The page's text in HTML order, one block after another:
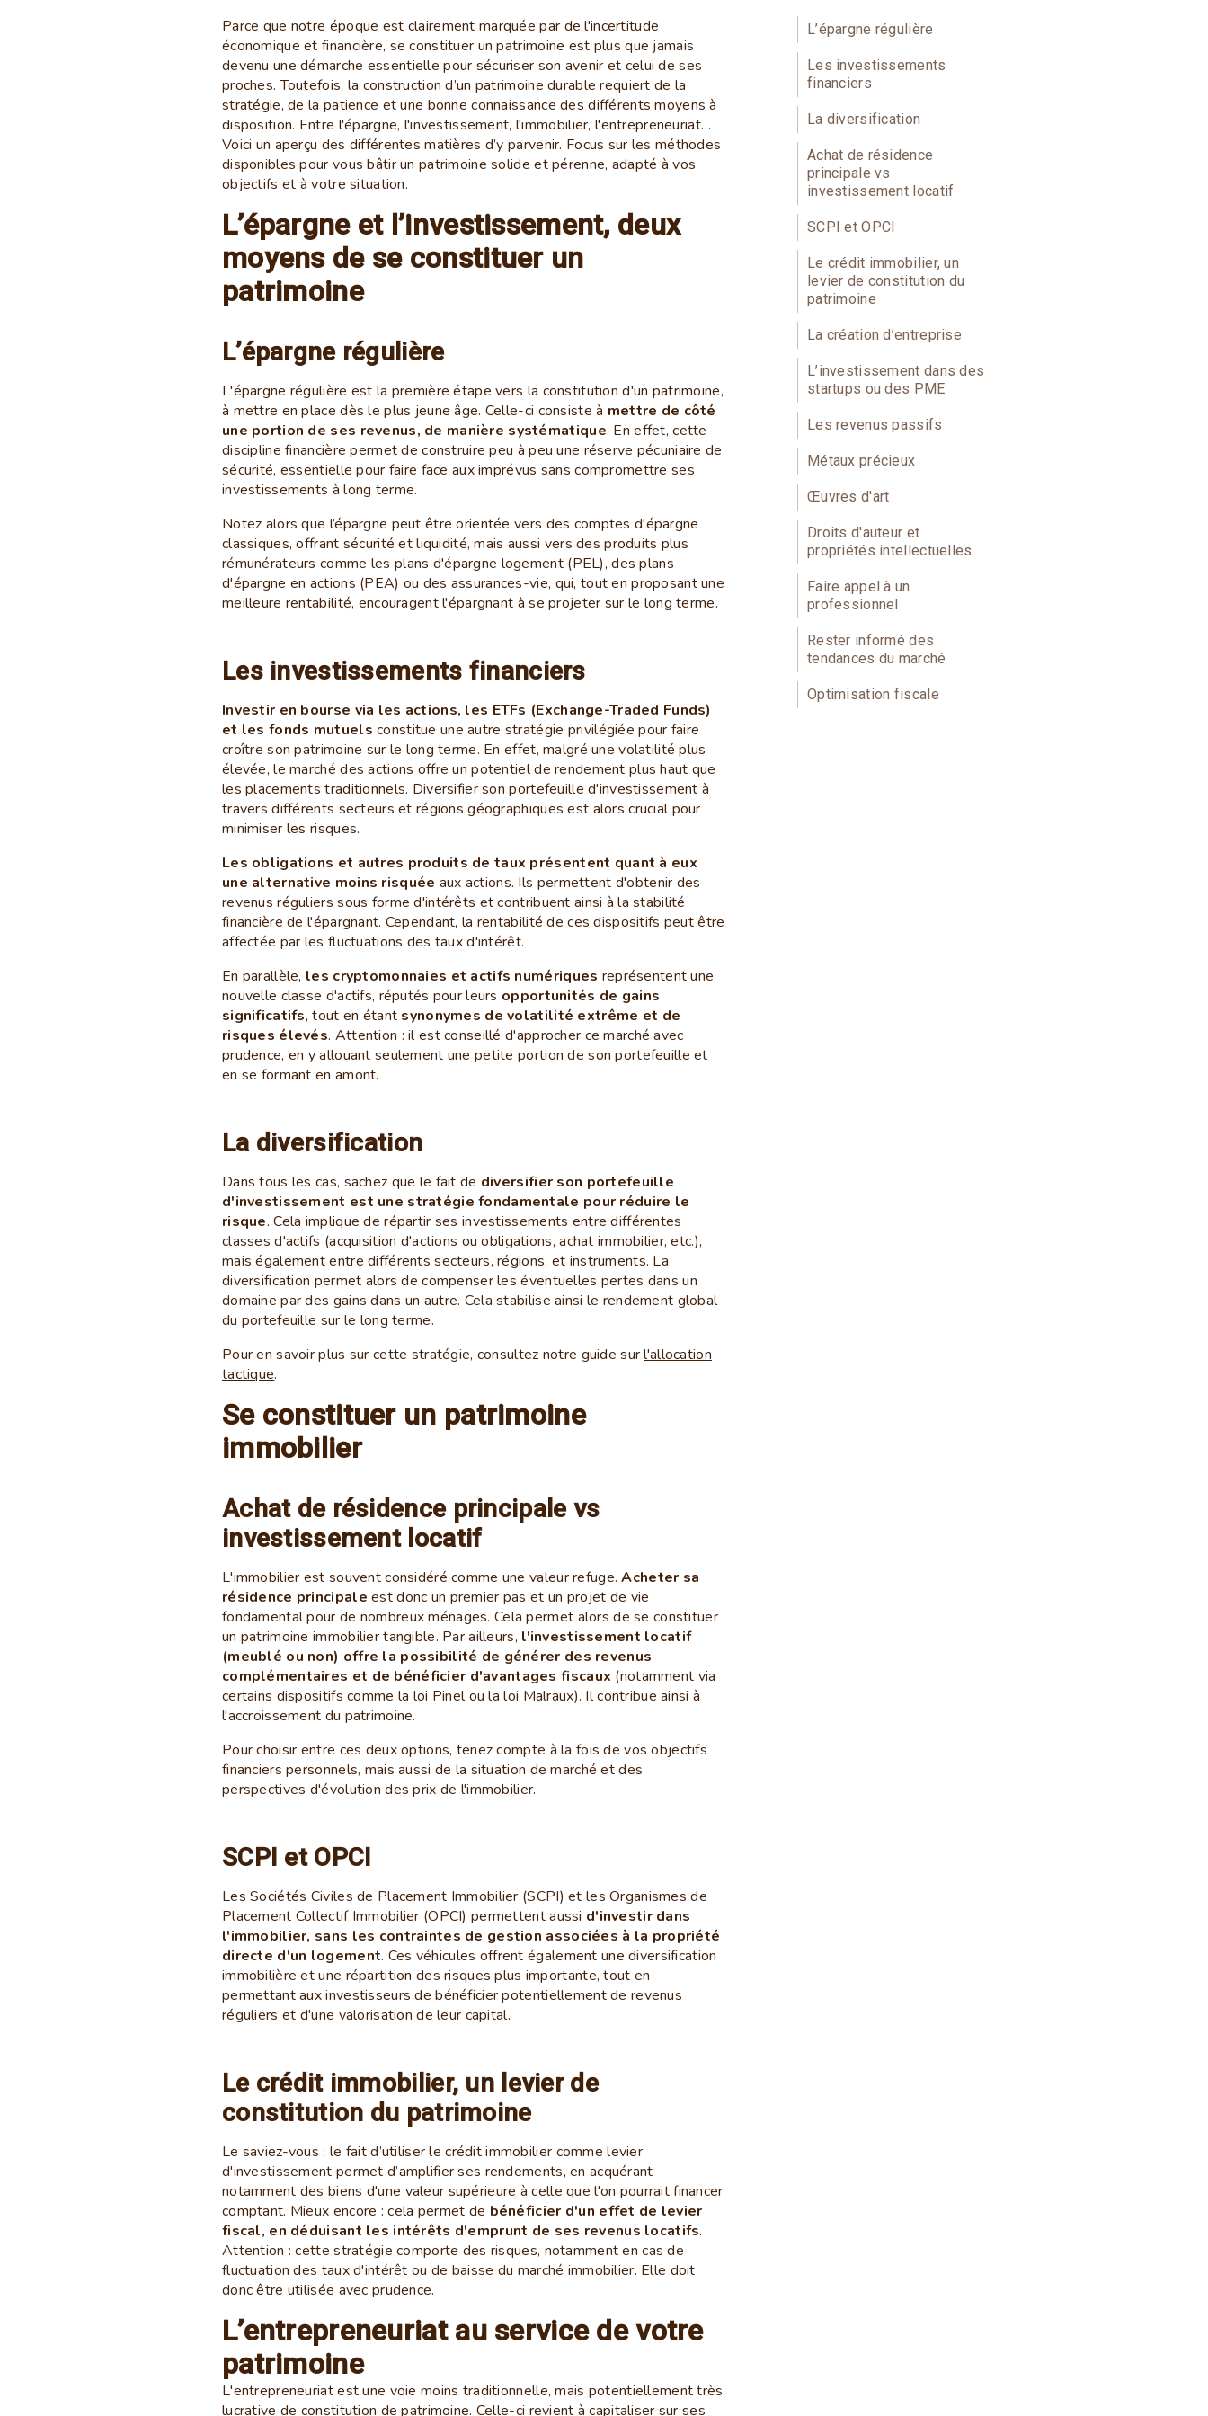
Parce que notre époque est clairement marquée par de l'incertitude
économique et financière, se constituer un patrimoine est plus que jamais
devenu une démarche essentielle pour sécuriser son avenir et celui de ses
proches. Toutefois, la construction d’un patrimoine durable requiert de la
stratégie, de la patience et une bonne connaissance des différents moyens à
disposition. Entre l'épargne, l'investissement, l'immobilier, l'entrepreneuriat…
Voici un aperçu des différentes matières d’y parvenir. Focus sur les méthodes
disponibles pour vous bâtir un patrimoine solide et pérenne, adapté à vos
objectifs et à votre situation.
L’épargne et l’investissement, deux
moyens de se constituer un
patrimoine
L’épargne régulière
L'épargne régulière est la première étape vers la constitution d'un patrimoine,
à mettre en place dès le plus jeune âge. Celle-ci consiste à mettre de côté
une portion de ses revenus, de manière systématique. En effet, cette
discipline financière permet de construire peu à peu une réserve pécuniaire de
sécurité, essentielle pour faire face aux imprévus sans compromettre ses
investissements à long terme.
Notez alors que l’épargne peut être orientée vers des comptes d'épargne
classiques, offrant sécurité et liquidité, mais aussi vers des produits plus
rémunérateurs comme les plans d'épargne logement (PEL), des plans
d'épargne en actions (PEA) ou des assurances-vie, qui, tout en proposant une
meilleure rentabilité, encouragent l'épargnant à se projeter sur le long terme.
Les investissements financiers
Investir en bourse via les actions, les ETFs (Exchange-Traded Funds)
et les fonds mutuels constitue une autre stratégie privilégiée pour faire
croître son patrimoine sur le long terme. En effet, malgré une volatilité plus
élevée, le marché des actions offre un potentiel de rendement plus haut que
les placements traditionnels. Diversifier son portefeuille d'investissement à
travers différents secteurs et régions géographiques est alors crucial pour
minimiser les risques.
Les obligations et autres produits de taux présentent quant à eux
une alternative moins risquée aux actions. Ils permettent d'obtenir des
revenus réguliers sous forme d'intérêts et contribuent ainsi à la stabilité
financière de l'épargnant. Cependant, la rentabilité de ces dispositifs peut être
affectée par les fluctuations des taux d'intérêt.
En parallèle, les cryptomonnaies et actifs numériques représentent une
nouvelle classe d'actifs, réputés pour leurs opportunités de gains
significatifs, tout en étant synonymes de volatilité extrême et de
risques élevés. Attention : il est conseillé d'approcher ce marché avec
prudence, en y allouant seulement une petite portion de son portefeuille et
en se formant en amont.
La diversification
Dans tous les cas, sachez que le fait de diversifier son portefeuille
d'investissement est une stratégie fondamentale pour réduire le
risque. Cela implique de répartir ses investissements entre différentes
classes d'actifs (acquisition d'actions ou obligations, achat immobilier, etc.),
mais également entre différents secteurs, régions, et instruments. La
diversification permet alors de compenser les éventuelles pertes dans un
domaine par des gains dans un autre. Cela stabilise ainsi le rendement global
du portefeuille sur le long terme.
Pour en savoir plus sur cette stratégie, consultez notre guide surl'allocation
tactique.
Se constituer un patrimoine
immobilier
Achat de résidence principale vs
investissement locatif
L'immobilier est souvent considéré comme une valeur refuge.Acheter sa
résidence principale est donc un premier pas et un projet de vie
fondamental pour de nombreux ménages. Cela permet alors de se constituer
un patrimoine immobilier tangible. Par ailleurs, l'investissement locatif
(meublé ou non) offre la possibilité de générer des revenus
complémentaires et de bénéficier d'avantages fiscaux (notamment via
certains dispositifs comme la loi Pinel ou la loi Malraux). Il contribue ainsi à
l'accroissement du patrimoine.
Pour choisir entre ces deux options, tenez compte à la fois de vos objectifs
financiers personnels, mais aussi de la situation de marché et des
perspectives d'évolution des prix de l'immobilier.
SCPI et OPCI
Les Sociétés Civiles de Placement Immobilier (SCPI) et les Organismes de
Placement Collectif Immobilier (OPCI) permettent aussi d'investir dans
l'immobilier, sans les contraintes de gestion associées à la propriété
directe d'un logement. Ces véhicules offrent également une diversification
immobilière et une répartition des risques plus importante, tout en
permettant aux investisseurs de bénéficier potentiellement de revenus
réguliers et d'une valorisation de leur capital.
Le crédit immobilier, un levier de
constitution du patrimoine
Le saviez-vous : le fait d’utiliser le crédit immobilier comme levier
d'investissement permet d’amplifier ses rendements, en acquérant
notamment des biens d'une valeur supérieure à celle que l'on pourrait financer
comptant. Mieux encore : cela permet de bénéficier d'un effet de levier
fiscal, en déduisant les intérêts d'emprunt de ses revenus locatifs.
Attention : cette stratégie comporte des risques, notamment en cas de
fluctuation des taux d'intérêt ou de baisse du marché immobilier. Elle doit
donc être utilisée avec prudence.
L’entrepreneuriat au service de votre
patrimoine
L'entrepreneuriat est une voie moins traditionnelle, mais potentiellement très
lucrative de constitution de patrimoine. Celle-ci revient à capitaliser sur ses
L’épargne régulière
Les investissements
financiers
La diversification
Achat de résidence
principale vs
investissement locatif
SCPI et OPCI
Le crédit immobilier, un
levier de constitution du
patrimoine
La création d’entreprise
L’investissement dans des
startups ou des PME
Les revenus passifs
Métaux précieux
Œuvres d'art
Droits d'auteur et
propriétés intellectuelles
Faire appel à un
professionnel
Rester informé des
tendances du marché
Optimisation fiscale